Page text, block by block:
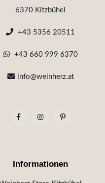
6370 Kitzbühel
+43 5356 20511
+43 660 999 6370
info@weinherz.at
Informationen